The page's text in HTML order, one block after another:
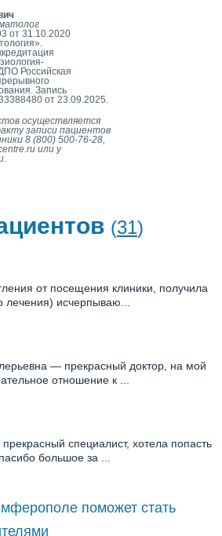
от 31.10.2020
Российская
Запись
от 23.09.2025.
осуществляется
записи пациентов
8 (800) 500-76-28,
или у
(31)
от посещения клиники, получила
исчерпываю...
— прекрасный доктор, на мой
отношение к ...
специалист, хотела попасть
большое за ...
поможет стать